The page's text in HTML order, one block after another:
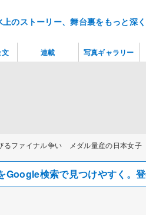
上のストーリー、舞台裏をもっと
るファイナル争い メダル量産の日本女子
検索で見つけやすく。
連載 写真ギャラリー